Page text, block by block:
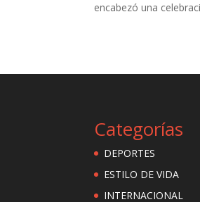
encabezó una
Categorías
DEPORTES
ESTILO DE VIDA
INTERNACIONAL